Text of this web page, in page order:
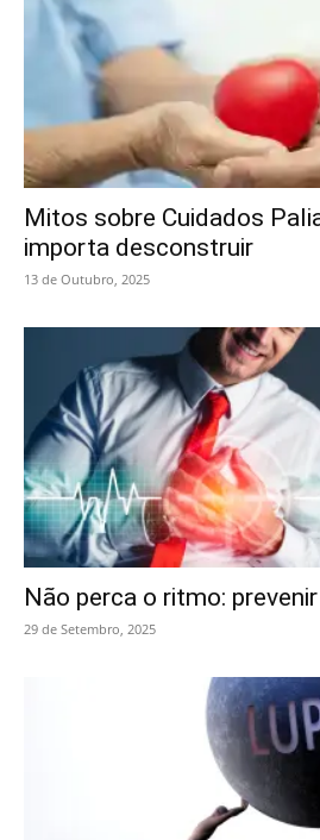
Mitos sobre Cuidados
importa desconstruir
13 de Outubro, 2025
Não perca o ritmo:
29 de Setembro, 2025